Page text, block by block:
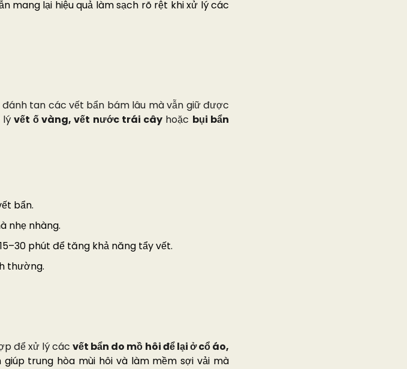
mang lại hiệu quả làm sạch rõ rệt khi xử lý các
tan các vết bẩn bám lâu mà vẫn giữ được
lývết ố vàng, vết nước trái cây hoặc bụi bẩn
bẩn.
nhẹ nhàng.
phút để tăng khả năng tẩy vết.
thường.
để xử lý cácvết bẩn do mồ hôi để lại ở cổ áo,
giúp trung hòa mùi hôi và làm mềm sợi vải mà